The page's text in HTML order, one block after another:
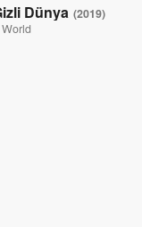
Dünya (2019)